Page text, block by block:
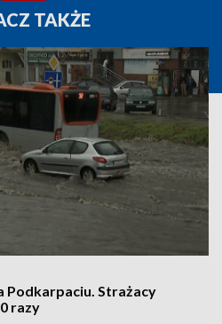
TAKŻE
Podkarpaciu. Strażacy
razy